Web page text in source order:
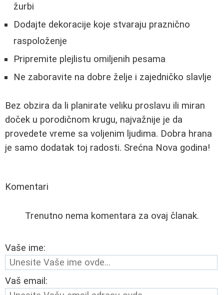
žurbi
Dodajte dekoracije koje stvaraju praznično
raspoloženje
Pripremite plejlistu omiljenih pesama
Ne zaboravite na dobre želje i zajedničko slavlje
Bez obzira da li planirate veliku proslavu ili miran
doček u porodičnom krugu, najvažnije je da
provedete vreme sa voljenim ljudima. Dobra hrana
je samo dodatak toj radosti. Srećna Nova godina!
Komentari
Trenutno nema komentara za ovaj članak.
Vaše ime:
Vaš email: